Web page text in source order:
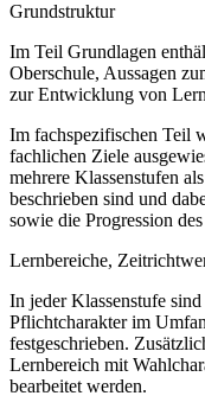
Grundstruktur
Im Teil Grundlagen
Oberschule, Aussagen
zur Entwicklung von
Im fachspezifischen Teil
fachlichen Ziele
mehrere Klassenstufen
beschrieben sind und
sowie die Progression
Lernbereiche,
In jeder Klassenstufe
Pflichtcharakter im
festgeschrieben.
Lernbereich mit
bearbeitet werden.